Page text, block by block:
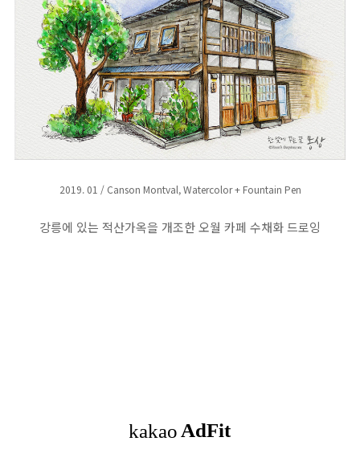
2019. 01 / Canson Montval, Watercolor + Fountain Pen
강릉에 있는 적산가옥을 개조한 오월 카페 수채화 드로잉